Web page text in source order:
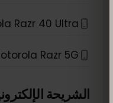
Razr 40 Ultra
Razr 5G
الشريحة